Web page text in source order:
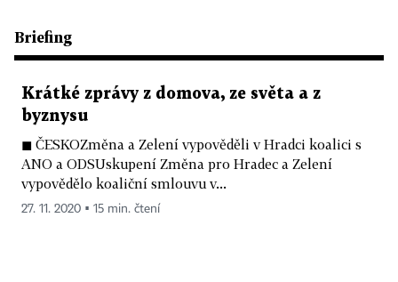
Briefing
Krátké zprávy z domova, ze světa a z
byznysu
◼ ČESKOZměna a Zelení vypověděli v Hradci koalici s
ANO a ODSUskupení Změna pro Hradec a Zelení
vypovědělo koaliční smlouvu v...
27. 11. 2020 ▪ 15 min. čtení